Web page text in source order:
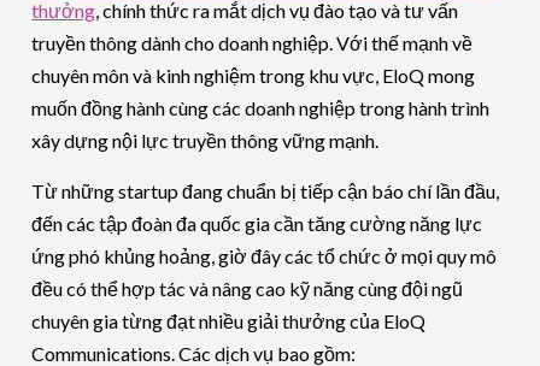
thưởng , chính thức ra mắt dịch vụ đào tạo và tư vấn
truyền thông dành cho doanh nghiệp. Với thế mạnh về
chuyên môn và kinh nghiệm trong khu vực, EloQ mong
muốn đồng hành cùng các doanh nghiệp trong hành trình
xây dựng nội lực truyền thông vững mạnh.
Từ những startup đang chuẩn bị tiếp cận báo chí lần đầu,
đến các tập đoàn đa quốc gia cần tăng cường năng lực
ứng phó khủng hoảng, giờ đây các tổ chức ở mọi quy mô
đều có thể hợp tác và nâng cao kỹ năng cùng đội ngũ
chuyên gia từng đạt nhiều giải thưởng của EloQ
Communications. Các dịch vụ bao gồm: